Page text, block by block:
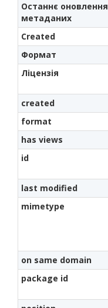
Останнє оновлення
метаданих
Created
Формат
Ліцензія
created
format
has views
id
last modified
mimetype
on same domain
package id